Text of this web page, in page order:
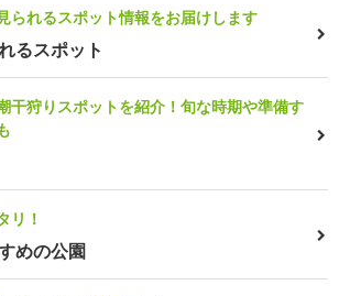
られるスポット情報をお届けします
るスポット
干狩りスポットを紹介！旬な時期や準備す
リ！
めの公園